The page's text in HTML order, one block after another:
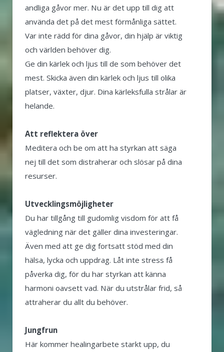
andliga gåvor mer. Nu är det upp till dig att
använda det på det mest förmånliga sättet.
Var inte rädd för dina gåvor, din hjälp är viktig
och världen behöver dig.
Ge din kärlek och ljus till de som behöver det
mest. Skicka även din kärlek och ljus till olika
platser, växter, djur. Dina kärleksfulla strålar är
helande.
Att reflektera över
Meditera och be om att ha styrkan att säga
nej till det som distraherar och slösar på dina
resurser.
Utvecklingsmöjligheter
Du har tillgång till gudomlig visdom för att få
vägledning när det gäller dina investeringar.
Även med att ge dig fortsatt stöd med din
hälsa, lycka och uppdrag. Låt inte stress få
påverka dig, för du har styrkan att känna
harmoni oavsett vad. När du utstrålar frid, så
attraherar du allt du behöver.
Jungfrun
Här kommer healingarbete starkt upp, du